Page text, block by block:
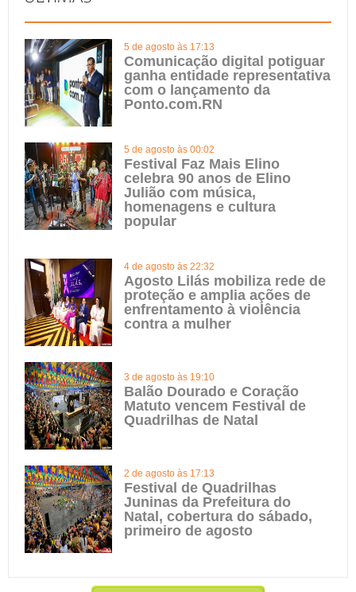
5 de agosto às 17:13
Comunicação digital potiguar
ganha entidade representativa
com o lançamento da
Ponto.com.RN
5 de agosto às 00:02
Festival Faz Mais Elino
celebra 90 anos de Elino
Julião com música,
homenagens e cultura
popular
4 de agosto às 22:32
Agosto Lilás mobiliza rede de
proteção e amplia ações de
enfrentamento à violência
contra a mulher
3 de agosto às 19:10
Balão Dourado e Coração
Matuto vencem Festival de
Quadrilhas de Natal
2 de agosto às 17:13
Festival de Quadrilhas
Juninas da Prefeitura do
Natal, cobertura do sábado,
primeiro de agosto